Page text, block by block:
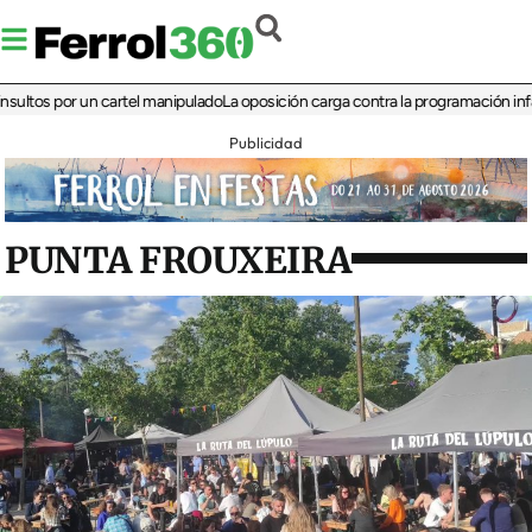
por un cartel manipuladoLa oposición carga contra la programación infantil
Publicidad
PUNTA FROUXEIRA